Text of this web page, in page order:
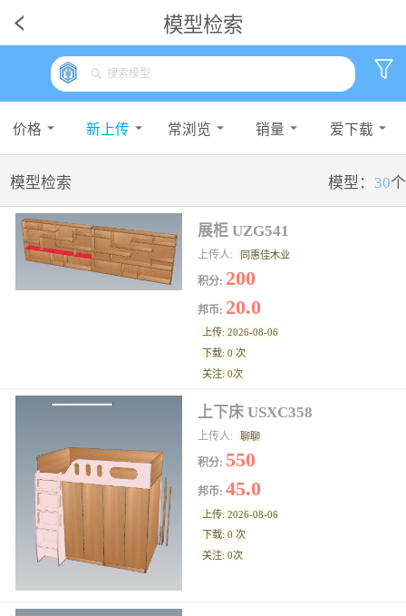
模型检索
价格 新上传 常浏览 销量 爱下载
模型检索 模型： 30个
展柜 UZG541
上传人: 同惠佳木业
积分: 200
邦币: 20.0
上传: 2026-08-06
下载: 0 次
关注: 0次
上下床 USXC358
上传人: 聊聊
积分: 550
邦币:45.0
上传: 2026-08-06
下载: 0 次
关注: 0次